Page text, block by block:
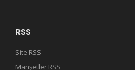
RSS
Site RSS
Manşetler RSS